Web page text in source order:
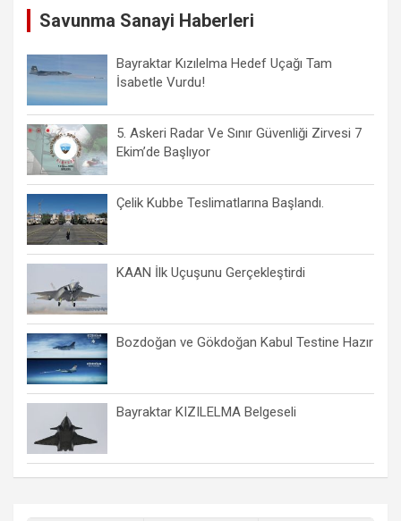
Savunma Sanayi Haberleri
Bayraktar Kızılelma Hedef Uçağı Tam
İsabetle Vurdu!
5. Askeri Radar Ve Sınır Güvenliği Zirvesi 7
Ekim’de Başlıyor
Çelik Kubbe Teslimatlarına Başlandı.
KAAN İlk Uçuşunu Gerçekleştirdi
Bozdoğan ve Gökdoğan Kabul Testine Hazır
Bayraktar KIZILELMA Belgeseli